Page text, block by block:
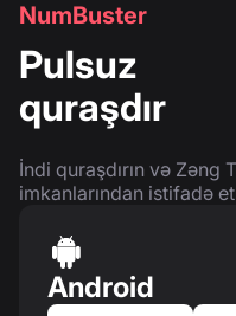
NumBuster
Pulsuz
quraşdır
İndi quraşdırın və Zəng
imkanlarından istifadə
Android